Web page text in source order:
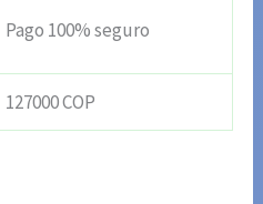
Pago 100% seguro
127000 COP